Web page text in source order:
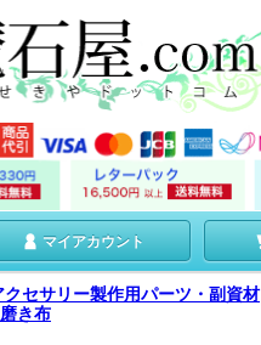
マイアカウント
セサリー製作用パーツ・副資材
き布